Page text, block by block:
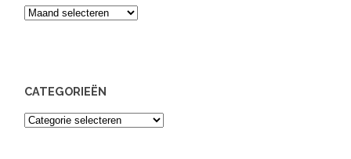
Archief
CATEGORIEËN
Categorieën